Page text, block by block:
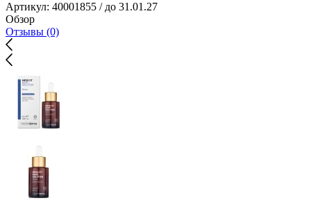
Артикул: 40001855 / до 31.01.27
Обзор
Отзывы (0)